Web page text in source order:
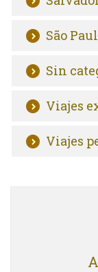
São
Sin
Viajes
Viajes